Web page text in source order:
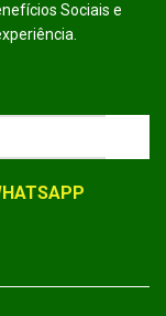
Sociais e